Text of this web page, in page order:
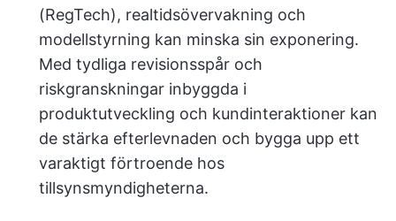
(RegTech), realtidsövervakning och
modellstyrning kan minska sin exponering.
Med tydliga revisionsspår och
riskgranskningar inbyggda i
produktutveckling och kundinteraktioner kan
de stärka efterlevnaden och bygga upp ett
varaktigt förtroende hos
tillsynsmyndigheterna.